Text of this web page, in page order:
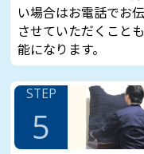
い場合はお電話でお
させていただくこと
能になります。
STEP
5